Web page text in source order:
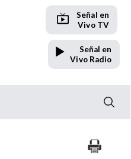
Señal en
Vivo TV
Señal en
Vivo Radio